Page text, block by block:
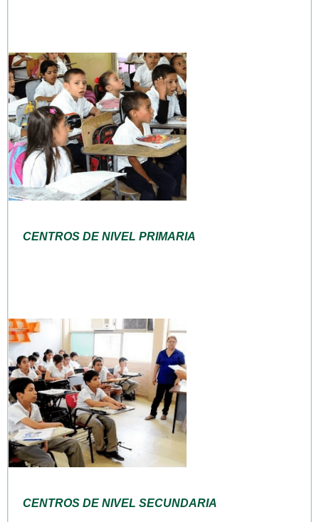
CENTROS DE NIVEL PRIMARIA
CENTROS DE NIVEL SECUNDARIA